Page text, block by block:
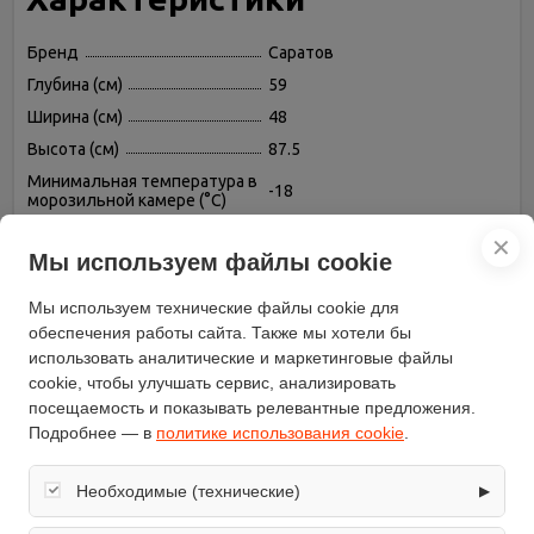
Бренд
Саратов
Глубина (см)
59
Ширина (см)
48
Высота (см)
87.5
Минимальная температура в
морозильной камере (°C)
-18
Цвет
белый
Количество дверей
1
Мощность замораживания
(кг/cутки)
Объем морозильной камеры
(л)
Хладагент
R134a (hfc)
Климатический класс
N
Возможность
✕
Мы используем файлы cookie
Мы используем технические файлы cookie для
обеспечения работы сайта. Также мы хотели бы
использовать аналитические и маркетинговые файлы
cookie, чтобы улучшать сервис, анализировать
посещаемость и показывать релевантные предложения.
Подробнее — в политике использования cookie
Необходимые (технические) ▶
Обеспечивают корректную работу сайта: оформление